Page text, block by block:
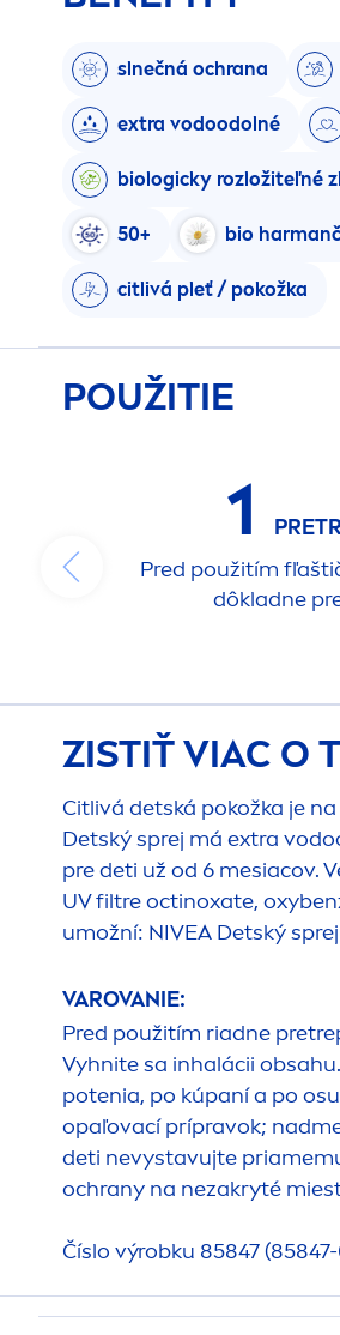
slnečná ochrana
extra vodoodolné
biologicky rozložiteľné
50+ bio
citlivá pleť / pokožka
POUŽITIE
1
Pred použitím
dôkladne
ZISTIŤ VIAC O
Citlivá detská pokožka je
Detský sprej má extra
pre deti už od 6 mesiacov.
UV filtre octinoxate,
umožní: NIVEA Detský
VAROVANIE:
Pred použitím riadne
Vyhnite sa inhalácii
potenia, po kúpaní a po
opaľovací prípravok;
deti nevystavujte
ochrany na nezakryté
Číslo výrobku 85847